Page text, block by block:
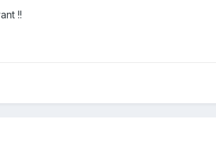
!!